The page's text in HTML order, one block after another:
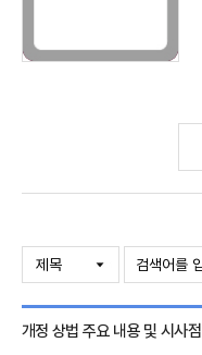
보험총서
보험회사 재무분석(종간)
개정 상법 주요 내용 및 시사점